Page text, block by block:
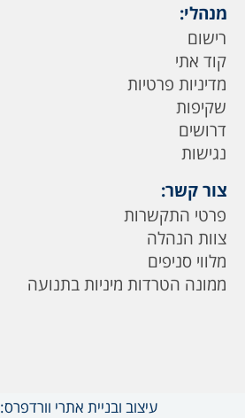
מנהלי:
רישום
קוד אתי
מדיניות פרטיות
שקיפות
דרושים
נגישות
צור קשר:
פרטי התקשרות
צוות הנהלה
מלווי סניפים
ממונה הטרדות מיניות בתנועה
עיצוב ובניית אתרי וורדפרס: Odesign